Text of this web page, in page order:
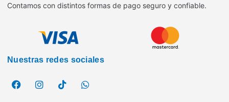
Contamos con distintos formas de pago seguro y confiable.
Nuestras redes sociales